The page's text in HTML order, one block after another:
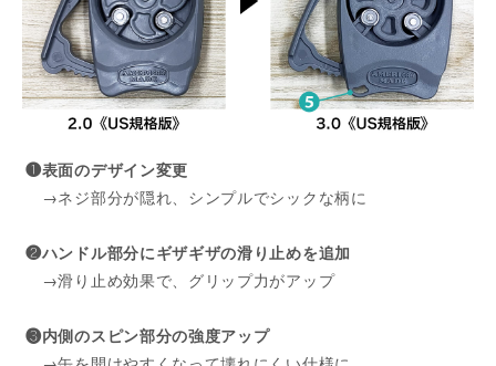
❶表面のデザイン変更
→ネジ部分が隠れ、シンプルでシックな柄に
❷ハンドル部分にギザギザの滑り止めを追加
→滑り止め効果で、グリップ力がアップ
❸内側のスピン部分の強度アップ